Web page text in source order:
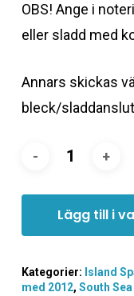
OBS! Ange i
eller sladd med
Annars skickas
bleck/
Lägg till i
Kategorier: Island
med 2012, South